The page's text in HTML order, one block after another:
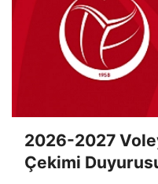
2026-2027
Çekimi